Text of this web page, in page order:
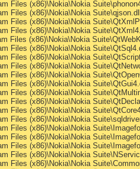
Files (x86)\Nokia\Nokia
Files (x86)\Nokia\Nokia Suite\qjson.dll
Files (x86)\Nokia\Nokia
Files (x86)\Nokia\Nokia
Files (x86)\Nokia\Nokia
Files (x86)\Nokia\Nokia
Files (x86)\Nokia\Nokia
Files (x86)\Nokia\Nokia
Files (x86)\Nokia\Nokia
Files (x86)\Nokia\Nokia
Files (x86)\Nokia\Nokia
Files (x86)\Nokia\Nokia
Files (x86)\Nokia\Nokia
Files (x86)\Nokia\Nokia
Files (x86)\Nokia\Nokia
Files (x86)\Nokia\Nokia
Files (x86)\Nokia\Nokia
Files (x86)\Nokia\Nokia
Files (x86)\Nokia\Nokia